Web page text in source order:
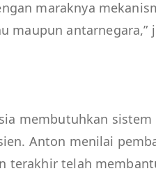
maraknya
maupun antarnegara,”
membutuhkan
Anton menilai
terakhir telah